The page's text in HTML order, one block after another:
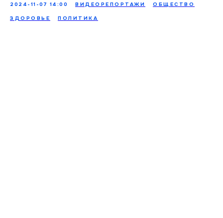
2024-11-07 14:00 ВИДЕОРЕПОРТАЖИ ОБЩЕСТВО
ЗДОРОВЬЕ ПОЛИТИКА